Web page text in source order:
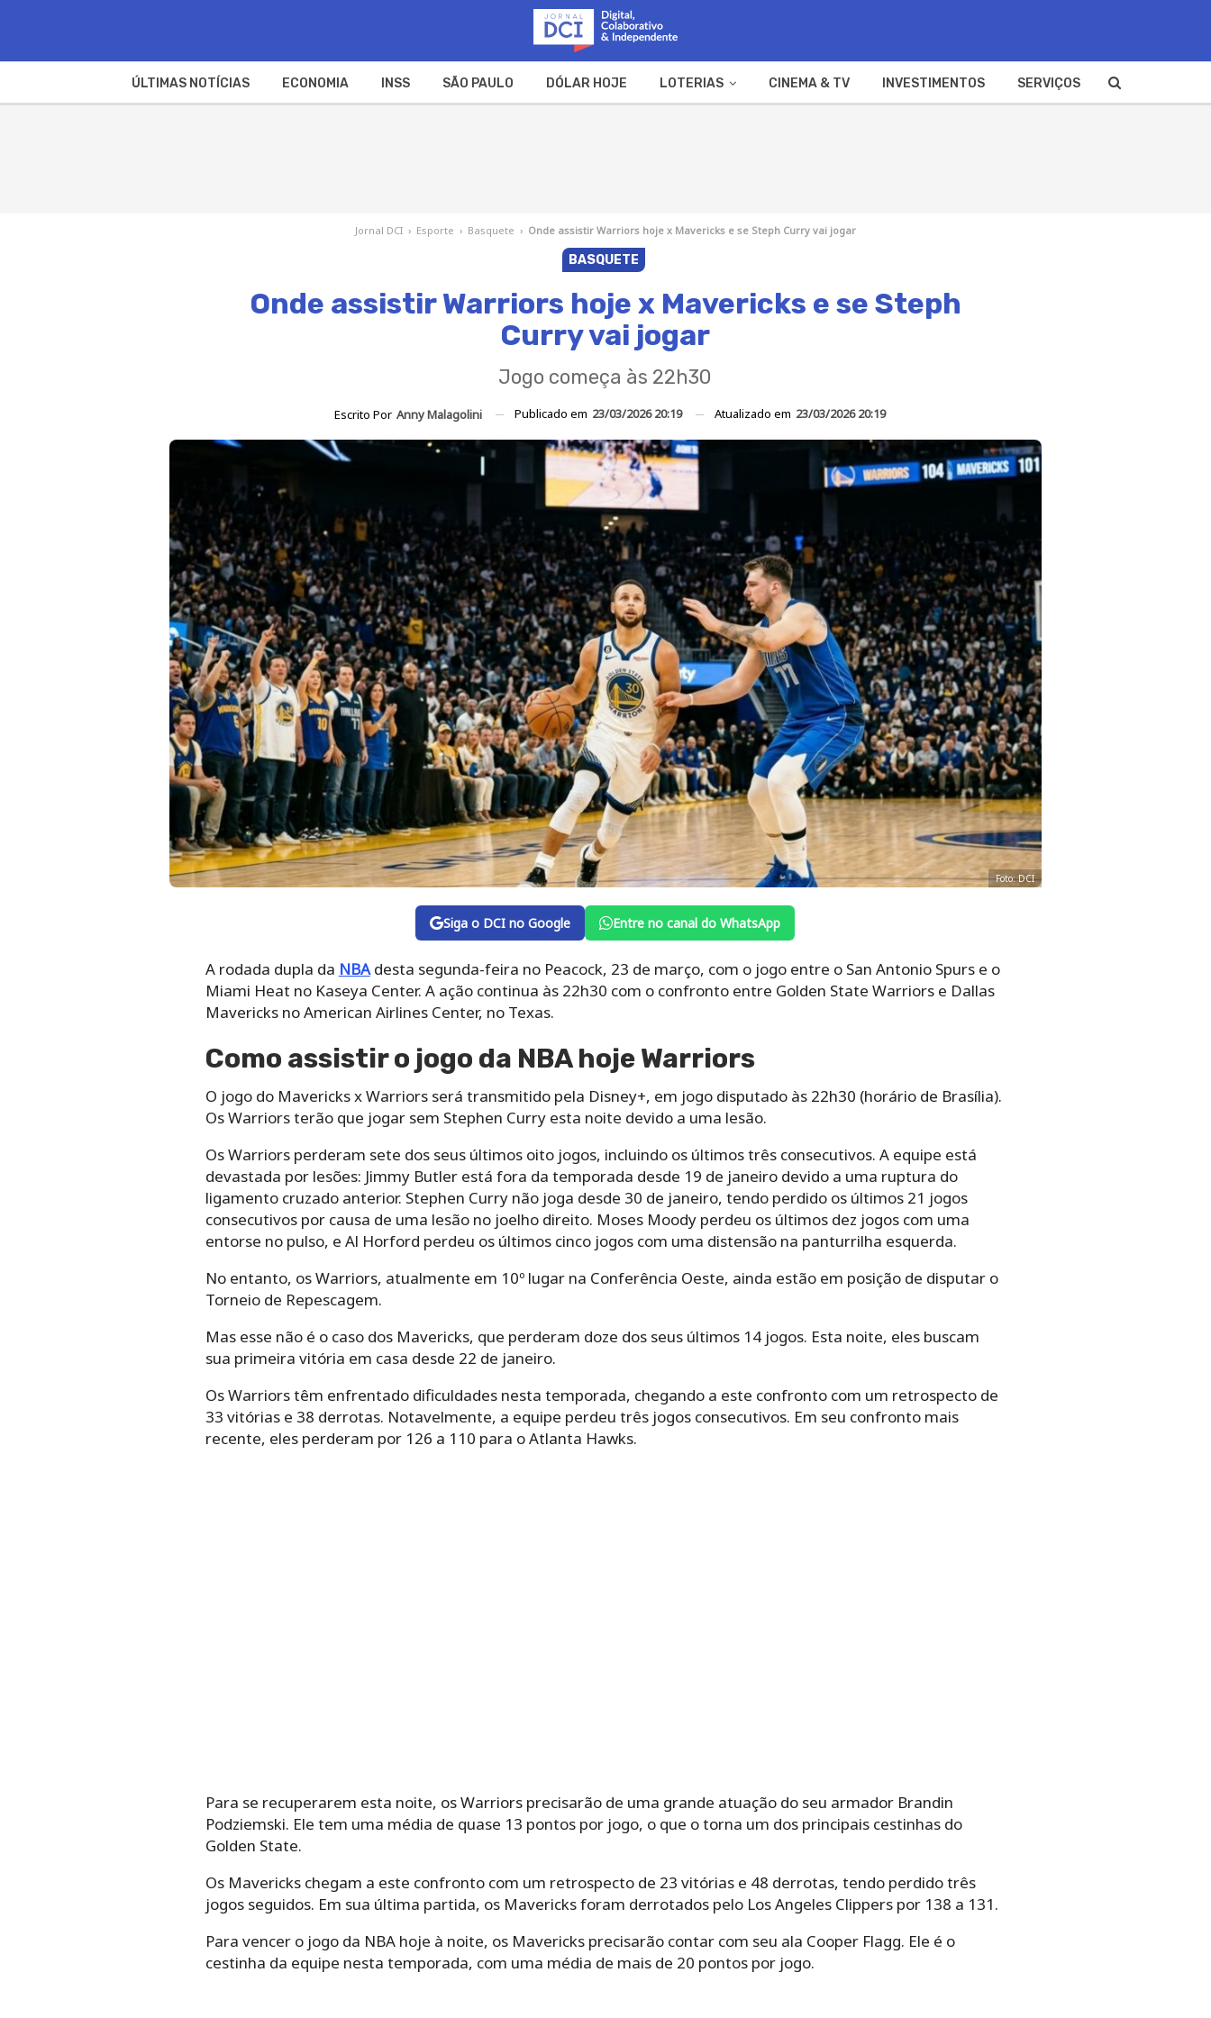
ÚLTIMAS NOTÍCIAS ECONOMIA INSS SÃO PAULO DÓLAR HOJE LOTERIAS CINEMA & TV INVESTIMENTOS SERVIÇOS
Jornal DCI › Esporte › Basquete › Onde assistir Warriors hoje x Mavericks e se Steph Curry vai jogar
BASQUETE
Onde assistir Warriors hoje x Mavericks e se Steph
Curry vai jogar
Jogo começa às 22h30
Escrito Por Anny Malagolini Publicado em 23/03/2026 20:19 Atualizado em 23/03/2026 20:19
Foto: DCI
Siga o DCI no Google Entre no canal do WhatsApp
A rodada dupla da NBAdesta segunda-feira no Peacock, 23 de março, com o jogo entre o San Antonio Spurs e o
Miami Heat no Kaseya Center. A ação continua às 22h30 com o confronto entre Golden State Warriors e Dallas
Mavericks no American Airlines Center, no Texas.
Como assistir o jogo da NBA hoje Warriors
O jogo do Mavericks x Warriors será transmitido pela Disney+, em jogo disputado às 22h30 (horário de Brasília).
Os Warriors terão que jogar sem Stephen Curry esta noite devido a uma lesão.
Os Warriors perderam sete dos seus últimos oito jogos, incluindo os últimos três consecutivos. A equipe está
devastada por lesões: Jimmy Butler está fora da temporada desde 19 de janeiro devido a uma ruptura do
ligamento cruzado anterior. Stephen Curry não joga desde 30 de janeiro, tendo perdido os últimos 21 jogos
consecutivos por causa de uma lesão no joelho direito. Moses Moody perdeu os últimos dez jogos com uma
entorse no pulso, e Al Horford perdeu os últimos cinco jogos com uma distensão na panturrilha esquerda.
No entanto, os Warriors, atualmente em 10º lugar na Conferência Oeste, ainda estão em posição de disputar o
Torneio de Repescagem.
Mas esse não é o caso dos Mavericks, que perderam doze dos seus últimos 14 jogos. Esta noite, eles buscam
sua primeira vitória em casa desde 22 de janeiro.
Os Warriors têm enfrentado dificuldades nesta temporada, chegando a este confronto com um retrospecto de
33 vitórias e 38 derrotas. Notavelmente, a equipe perdeu três jogos consecutivos. Em seu confronto mais
recente, eles perderam por 126 a 110 para o Atlanta Hawks.
Para se recuperarem esta noite, os Warriors precisarão de uma grande atuação do seu armador Brandin
Podziemski. Ele tem uma média de quase 13 pontos por jogo, o que o torna um dos principais cestinhas do
Golden State.
Os Mavericks chegam a este confronto com um retrospecto de 23 vitórias e 48 derrotas, tendo perdido três
jogos seguidos. Em sua última partida, os Mavericks foram derrotados pelo Los Angeles Clippers por 138 a 131.
Para vencer o jogo da NBA hoje à noite, os Mavericks precisarão contar com seu ala Cooper Flagg. Ele é o
cestinha da equipe nesta temporada, com uma média de mais de 20 pontos por jogo.